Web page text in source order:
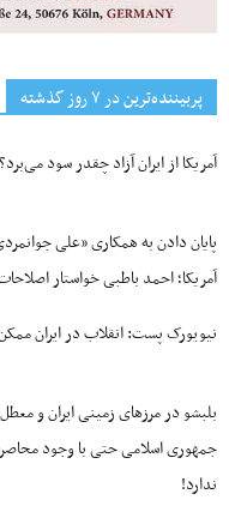
پربیننده‌ترین‌ در ۷ روز گذشته
آمریکا از ایران آزاد چقدر سود می‌برد؟
پایان دادن به همکاری «علی
آمریکا؛ احمد باطبی خواستار
نیویورک پست: انقلاب در ایران
بلبشو در مرزهای زمینی ایران و
جمهوری اسلامی حتی با وجود
ندارد!